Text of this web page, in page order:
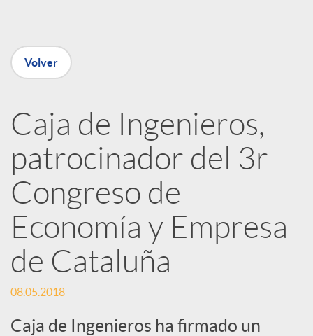
n
e
d
e
s
S
Volver
Caja de Ingenieros,
patrocinador del 3r
Congreso de
Economía y Empresa
de Cataluña
08.05.2018
Caja de Ingenieros ha firmado un